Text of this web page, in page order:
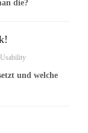
die?
und welche